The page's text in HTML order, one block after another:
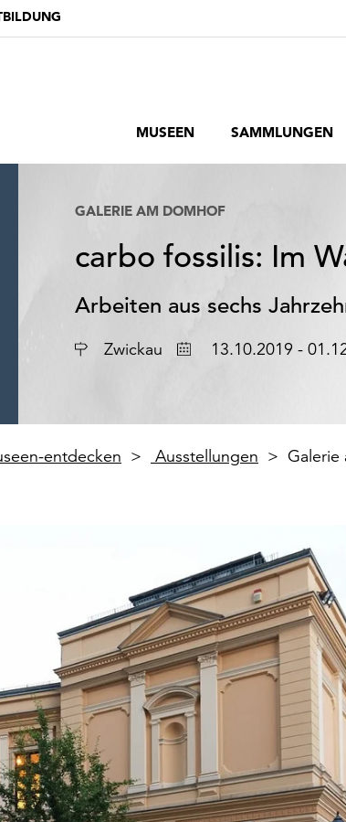
MUSEEN SAMMLUNGEN
GALERIE AM DOMHOF
carbo fossilis: Im
Arbeiten aus sechs
Ort Zwickau Datum13.10.2019 -
entdecken Ausstellungen Galerie